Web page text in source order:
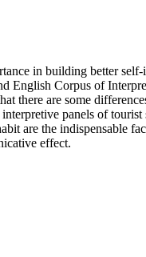
in building better
English Corpus of
there are some
panels of tourist
are the indispensable
effect.